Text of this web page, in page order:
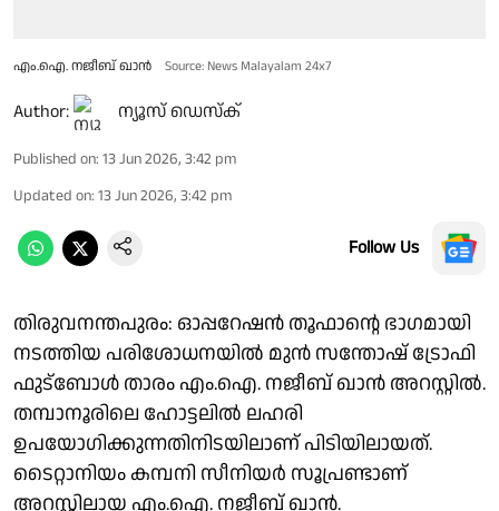
എം.ഐ. നജീബ് ഖാൻ Source: News Malayalam 24x7
Author: ന്യൂസ് ഡെസ്ക്
Published on: 13 Jun 2026, 3:42 pm
Updated on: 13 Jun 2026, 3:42 pm
Follow Us
തിരുവനന്തപുരം: ഓപ്പറേഷൻ തൂഫാന്റെ ഭാഗമായി
നടത്തിയ പരിശോധനയിൽ മുൻ സന്തോഷ് ട്രോഫി
ഫുട്ബോൾ താരം എം.ഐ. നജീബ് ഖാൻ അറസ്റ്റിൽ.
തമ്പാനൂരിലെ ഹോട്ടലിൽ ലഹരി
ഉപയോഗിക്കുന്നതിനിടയിലാണ് പിടിയിലായത്.
ടൈറ്റാനിയം കമ്പനി സീനിയർ സൂപ്രണ്ടാണ്
അറസ്റ്റിലായ എം.ഐ. നജീബ് ഖാൻ.